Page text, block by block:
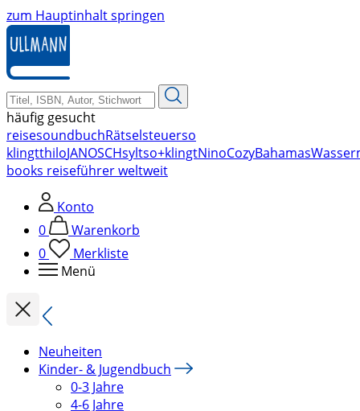
zum Hauptinhalt springen
häufig gesucht
reisesoundbuchRätselsteuerso
klingtthiloJANOSCHsyltso+klingtNinoCozyBahamas
books reiseführer weltweit
Konto
0
Warenkorb
0
Merkliste
Menü
Neuheiten
Kinder- & Jugendbuch
0-3 Jahre
4-6 Jahre